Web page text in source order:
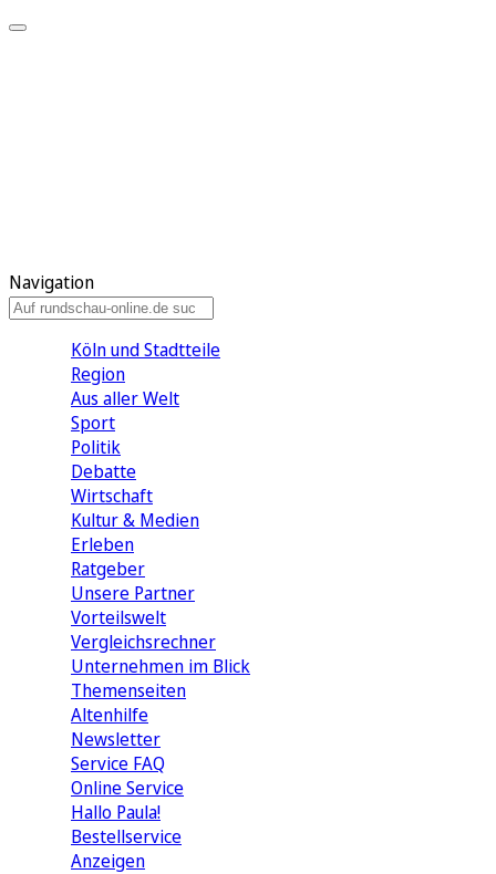
Navigation
Köln und Stadtteile
Region
Aus aller Welt
Sport
Politik
Debatte
Wirtschaft
Kultur & Medien
Erleben
Ratgeber
Unsere Partner
Vorteilswelt
Vergleichsrechner
Unternehmen im Blick
Themenseiten
Altenhilfe
Newsletter
Service FAQ
Online Service
Hallo Paula!
Bestellservice
Anzeigen